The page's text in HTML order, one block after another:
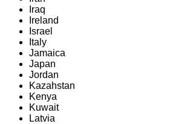
Iraq
Ireland
Israel
Italy
Jamaica
Japan
Jordan
Kazahstan
Kenya
Kuwait
Latvia